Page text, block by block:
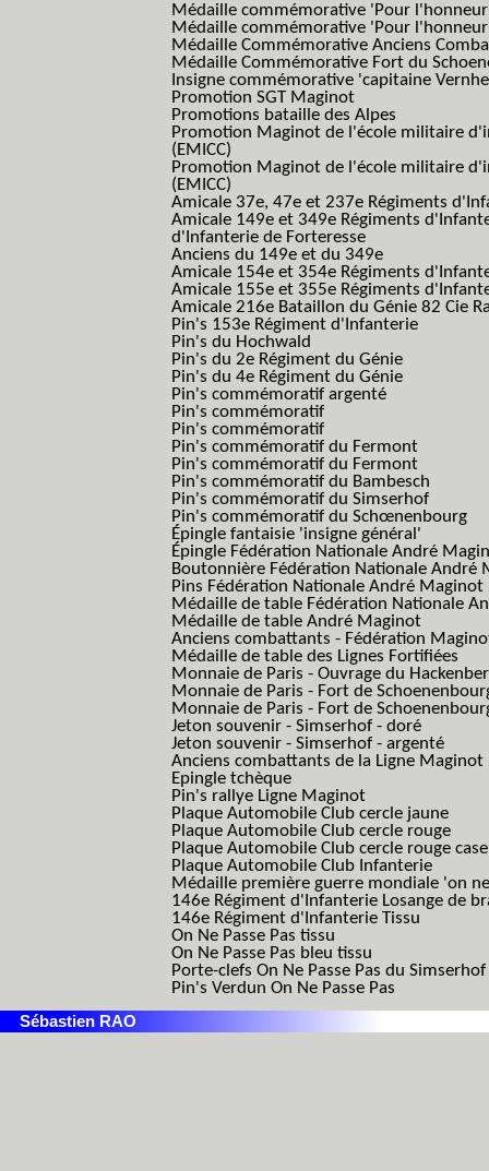
Médaille commémorative 'Pour
Médaille commémorative 'Pour
Médaille Commémorative Anciens
Médaille Commémorative Fort du
Insigne commémorative 'capitaine
Promotion SGT Maginot
Promotions bataille des Alpes
Promotion Maginot de l'école militaire
(EMICC)
Promotion Maginot de l'école militaire
(EMICC)
Amicale 37e, 47e et 237e Régiments
Amicale 149e et 349e Régiments
d'Infanterie de Forteresse
Anciens du 149e et du 349e
Amicale 154e et 354e Régiments
Amicale 155e et 355e Régiments
Amicale 216e Bataillon du Génie 82 Cie
Pin's 153e Régiment d'Infanterie
Pin's du Hochwald
Pin's du 2e Régiment du Génie
Pin's du 4e Régiment du Génie
Pin's commémoratif argenté
Pin's commémoratif
Pin's commémoratif
Pin's commémoratif du Fermont
Pin's commémoratif du Fermont
Pin's commémoratif du Bambesch
Pin's commémoratif du Simserhof
Pin's commémoratif du Schœnenbourg
Épingle fantaisie 'insigne général'
Épingle Fédération Nationale André
Boutonnière Fédération Nationale André
Pins Fédération Nationale André Maginot
Médaille de table Fédération Nationale
Médaille de table André Maginot
Anciens combattants - Fédération
Médaille de table des Lignes Fortifiées
Monnaie de Paris - Ouvrage du
Monnaie de Paris - Fort de
Monnaie de Paris - Fort de
Jeton souvenir - Simserhof - doré
Jeton souvenir - Simserhof - argenté
Anciens combattants de la Ligne Maginot
Epingle tchèque
Pin's rallye Ligne Maginot
Plaque Automobile Club cercle jaune
Plaque Automobile Club cercle rouge
Plaque Automobile Club cercle rouge
Plaque Automobile Club Infanterie
Médaille première guerre mondiale 'on
146e Régiment d'Infanterie Losange de
146e Régiment d'Infanterie Tissu
On Ne Passe Pas tissu
On Ne Passe Pas bleu tissu
Porte-clefs On Ne Passe Pas du Simserhof
Pin's Verdun On Ne Passe Pas
Sébastien RAO